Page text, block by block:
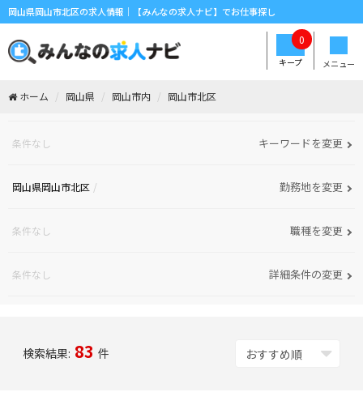
岡山県岡山市北区の求人情報｜【みんなの求人ナビ】でお仕事探し
メニュー
キープ
0
ホーム 岡山県 岡山市内 岡山市北区
条件なし キーワードを変更
岡山県岡山市北区 勤務地を変更
条件なし 職種を変更
条件なし 詳細条件の変更
検索結果: 83 件